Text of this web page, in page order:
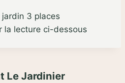
3 places
la lecture ci-dessous
Le Jardinier